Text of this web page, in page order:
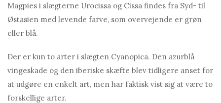
Magpies i slægterne Urocissa og Cissa findes fra Syd- til
Østasien med levende farve, som overvejende er grøn
eller blå.
Der er kun to arter i slægten Cyanopica. Den azurblå
vingeskade og den iberiske skæfte blev tidligere anset for
at udgøre en enkelt art, men har faktisk vist sig at være to
forskellige arter.